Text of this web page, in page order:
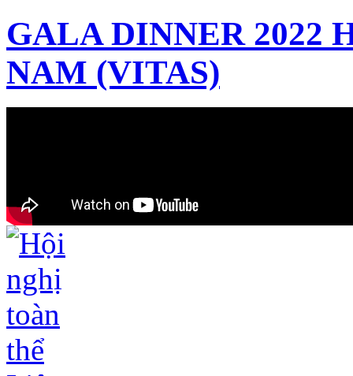
GALA DINNER 2022
NAM (VITAS)